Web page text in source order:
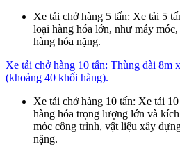
Xe tải chở hàng 5 tấn: Xe tải 5
loại hàng hóa lớn, như máy
hàng hóa nặng.
Xe tải chở hàng 10 tấn: Thùng dài 8m
(khoảng 40 khối hàng).
Xe tải chở hàng 10 tấn: Xe tải
hàng hóa trọng lượng lớn và
móc công trình, vật liệu xây
nặng.